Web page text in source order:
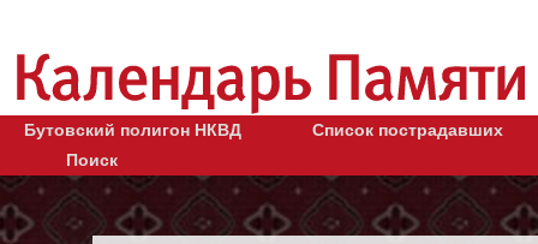
Бутовский полигон НКВД
Список пострадавших
Поиск